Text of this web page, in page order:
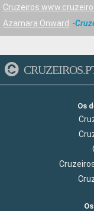
Cruzeiros
Azamara Onward
Os